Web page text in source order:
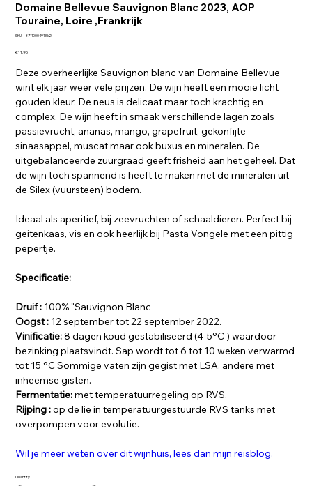
Domaine Bellevue Sauvignon Blanc 2023, AOP
Touraine, Loire ,Frankrijk
SKU:
SKU
8711000491362
Price
€11.95
Deze overheerlijke Sauvignon blanc van Domaine Bellevue
wint elk jaar weer vele prijzen. De wijn heeft een mooie licht
gouden kleur. De neus is delicaat maar toch krachtig en
complex. De wijn heeft in smaak verschillende lagen zoals
passievrucht, ananas, mango, grapefruit, gekonfijte
sinaasappel, muscat maar ook buxus en mineralen. De
uitgebalanceerde zuurgraad geeft frisheid aan het geheel. Dat
de wijn toch spannend is heeft te maken met de mineralen uit
de Silex (vuursteen) bodem.
Ideaal als aperitief, bij zeevruchten of schaaldieren. Perfect bij
geitenkaas, vis en ook heerlijk bij Pasta Vongele met een pittig
pepertje.
Specificatie:
Druif : 100% "Sauvignon Blanc
Oogst : 12 september tot 22 september 2022.
Vinificatie:8 dagen koud gestabiliseerd (4-5°C ) waardoor
bezinking plaatsvindt. Sap wordt tot 6 tot 10 weken verwarmd
tot 15 °C Sommige vaten zijn gegist met LSA, andere met
inheemse gisten.
Fermentatie:met temperatuurregeling op RVS.
Rijping :op de lie in temperatuurgestuurde RVS tanks met
overpompen voor evolutie.
Wil je meer weten over dit wijnhuis, lees dan mijn reisblog.
Quantity